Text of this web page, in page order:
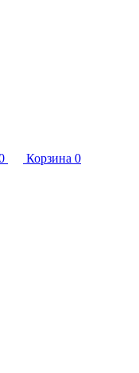
Корзина 0